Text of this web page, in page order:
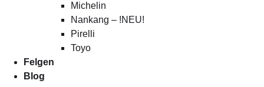
Michelin
Nankang – !NEU!
Pirelli
Toyo
Felgen
Blog